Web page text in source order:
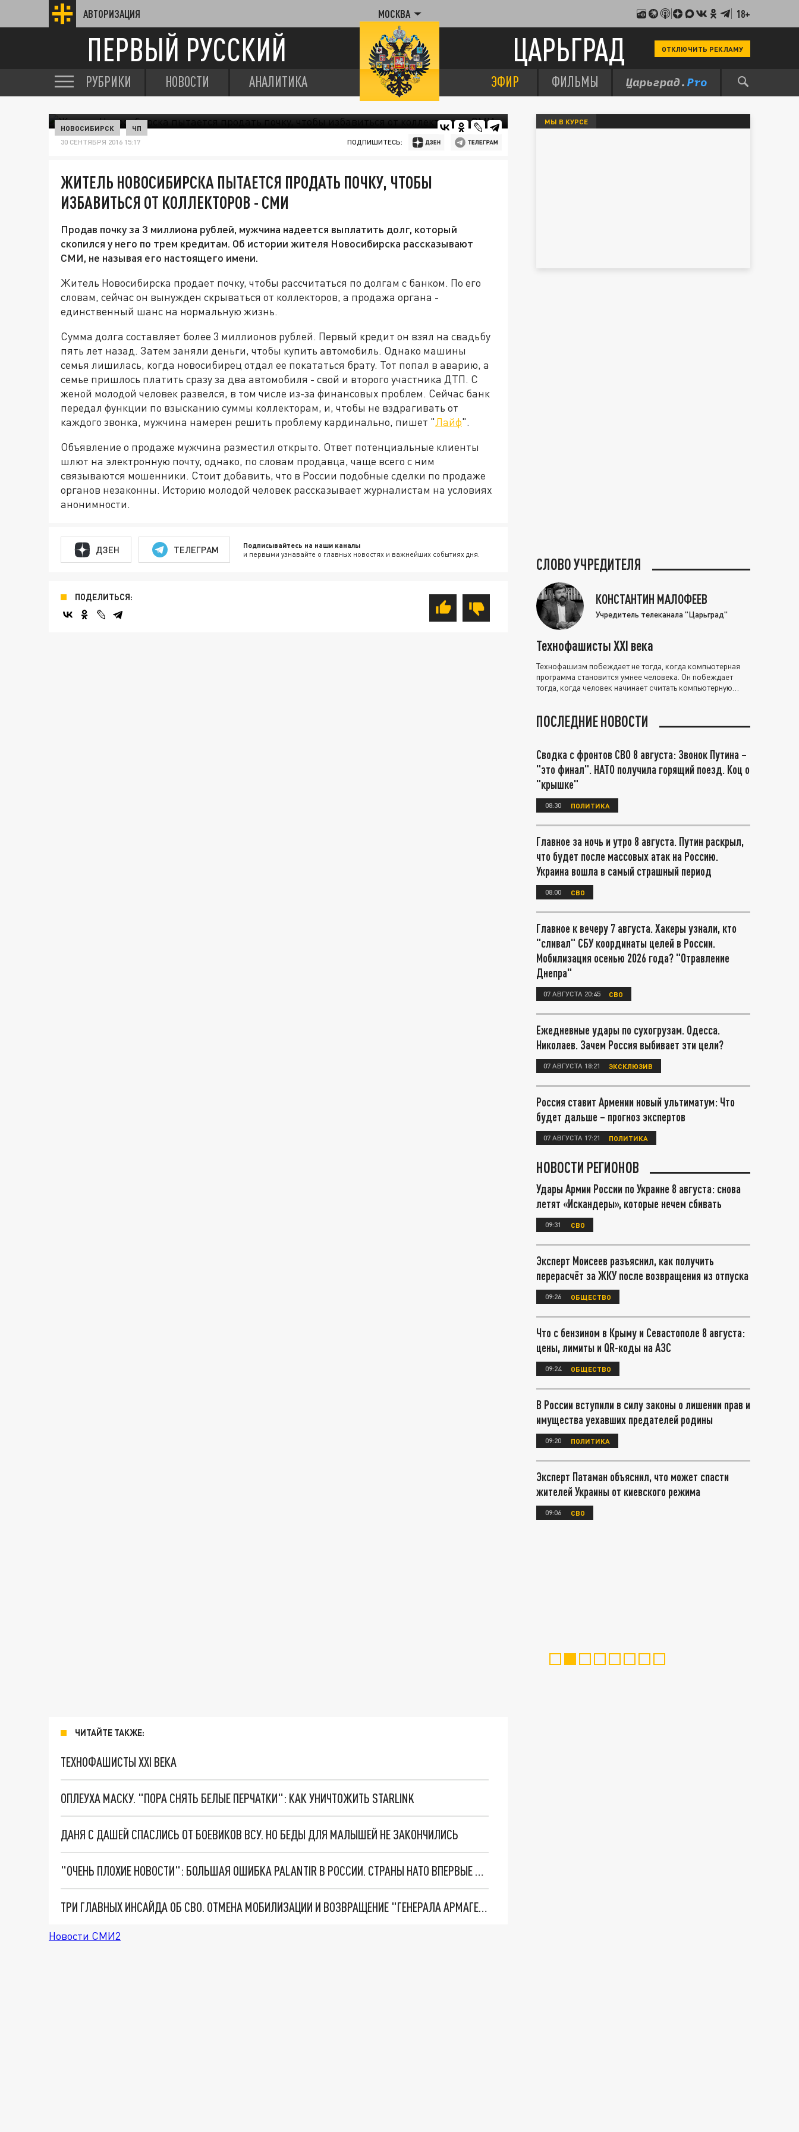
АВТОРИЗАЦИЯ МОСКВА 18+
ПЕРВЫЙ РУССКИЙ ЦАРЬГРАД ОТКЛЮЧИТЬ РЕКЛАМУ
РУБРИКИ НОВОСТИ АНАЛИТИКА ЭФИР ФИЛЬМЫ
НОВОСИБИРСК ЧП
30 СЕНТЯБРЯ 2016 15:17 ПОДПИШИТЕСЬ:
ЖИТЕЛЬ НОВОСИБИРСКА ПЫТАЕТСЯ ПРОДАТЬ ПОЧКУ, ЧТОБЫ
ИЗБАВИТЬСЯ ОТ КОЛЛЕКТОРОВ - СМИ
Продав почку за 3 миллиона рублей, мужчина надеется выплатить долг, который
скопился у него по трем кредитам. Об истории жителя Новосибирска рассказывают
СМИ, не называя его настоящего имени.
Житель Новосибирска продает почку, чтобы рассчитаться по долгам с банком. По его
словам, сейчас он вынужден скрываться от коллекторов, а продажа органа -
единственный шанс на нормальную жизнь.
Сумма долга составляет более 3 миллионов рублей. Первый кредит он взял на свадьбу
пять лет назад. Затем заняли деньги, чтобы купить автомобиль. Однако машины
семья лишилась, когда новосибирец отдал ее покататься брату. Тот попал в аварию, а
семье пришлось платить сразу за два автомобиля - свой и второго участника ДТП. С
женой молодой человек развелся, в том числе из-за финансовых проблем. Сейчас банк
передал функции по взысканию суммы коллекторам, и, чтобы не вздрагивать от
каждого звонка, мужчина намерен решить проблему кардинально, пишет "Лайф".
Объявление о продаже мужчина разместил открыто. Ответ потенциальные клиенты
шлют на электронную почту, однако, по словам продавца, чаще всего с ним
связываются мошенники. Стоит добавить, что в России подобные сделки по продаже
органов незаконны. Историю молодой человек рассказывает журналистам на условиях
анонимности.
ДЗЕН ТЕЛЕГРАМ Подписывайтесь на наши каналы
и первыми узнавайте о главных новостях и важнейших событиях дня.
ПОДЕЛИТЬСЯ:
ЧИТАЙТЕ ТАКЖЕ:
ТЕХНОФАШИСТЫ XXI ВЕКА
ОПЛЕУХА МАСКУ. "ПОРА СНЯТЬ БЕЛЫЕ ПЕРЧАТКИ": КАК УНИЧТОЖИТЬ STARLINK
ДАНЯ С ДАШЕЙ СПАСЛИСЬ ОТ БОЕВИКОВ ВСУ. НО БЕДЫ ДЛЯ МАЛЫШЕЙ НЕ ЗАКОНЧИЛИСЬ
"ОЧЕНЬ ПЛОХИЕ НОВОСТИ": БОЛЬШАЯ ОШИБКА PALANTIR В РОССИИ. СТРАНЫ НАТО ВПЕРВЫЕ ЗА СВО ОСТАНОВИЛИ ПОСТАВКИ ОРУЖИЯ. ВСУ ТЕРЯЮТ ПРИГРАНИЧЬЕ?
ТРИ ГЛАВНЫХ ИНСАЙДА ОБ СВО. ОТМЕНА МОБИЛИЗАЦИИ И ВОЗВРАЩЕНИЕ "ГЕНЕРАЛА АРМАГЕДДОНА"? ОТЛИЧНЫЕ НОВОСТИ, КОТОРЫЕ ЖДАЛИ ВСЕ
Новости СМИ2
МЫ В КУРСЕ
СЛОВО УЧРЕДИТЕЛЯ
КОНСТАНТИН МАЛОФЕЕВ
Учредитель телеканала "Царьград"
Технофашисты XXI века
Технофашизм побеждает не тогда, когда компьютерная
программа становится умнее человека. Он побеждает
тогда, когда человек начинает считать компьютерную
ПОСЛЕДНИЕ НОВОСТИ
Сводка с фронтов СВО 8 августа: Звонок Путина –
"это финал". НАТО получила горящий поезд. Коц о
"крышке"
08:30 ПОЛИТИКА
Главное за ночь и утро 8 августа. Путин раскрыл,
что будет после массовых атак на Россию.
Украина вошла в самый страшный период
08:00 СВО
Главное к вечеру 7 августа. Хакеры узнали, кто
"сливал" СБУ координаты целей в России.
Мобилизация осенью 2026 года? "Отравление
Днепра"
07 АВГУСТА 20:45 СВО
Ежедневные удары по сухогрузам. Одесса.
Николаев. Зачем Россия выбивает эти цели?
07 АВГУСТА 18:21 ЭКСКЛЮЗИВ
Россия ставит Армении новый ультиматум: Что
будет дальше – прогноз экспертов
07 АВГУСТА 17:21 ПОЛИТИКА
НОВОСТИ РЕГИОНОВ
Удары Армии России по Украине 8 августа: снова
летят «Искандеры», которые нечем сбивать
09:31 СВО
Эксперт Моисеев разъяснил, как получить
перерасчёт за ЖКУ после возвращения из отпуска
09:26 ОБЩЕСТВО
Что с бензином в Крыму и Севастополе 8 августа:
цены, лимиты и QR-коды на АЗС
09:24 ОБЩЕСТВО
В России вступили в силу законы о лишении прав и
имущества уехавших предателей родины
09:20 ПОЛИТИКА
Эксперт Патаман объяснил, что может спасти
жителей Украины от киевского режима
09:06 СВО